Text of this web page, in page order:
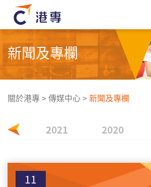
新聞及專欄
關於港專>傳媒中心>新聞及專欄
2021 2020
11